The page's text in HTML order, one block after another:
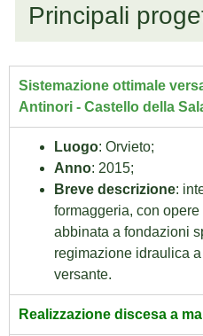
Principali
Sistemazione ottimale
Antinori - Castello della
Luogo: Orvieto;
Anno: 2015;
Breve descrizione:
formaggeria, con
abbinata a fondazioni
regimazione idraulica
versante.
Realizzazione discesa a